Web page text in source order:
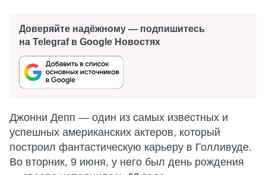
Доверяйте надёжному — подпишитесь
на Telegraf в Google Новостях
Джонни Депп — один из самых известных и
успешных американских актеров, который
построил фантастическую карьеру в Голливуде.
Во вторник, 9 июня, у него был день рождения